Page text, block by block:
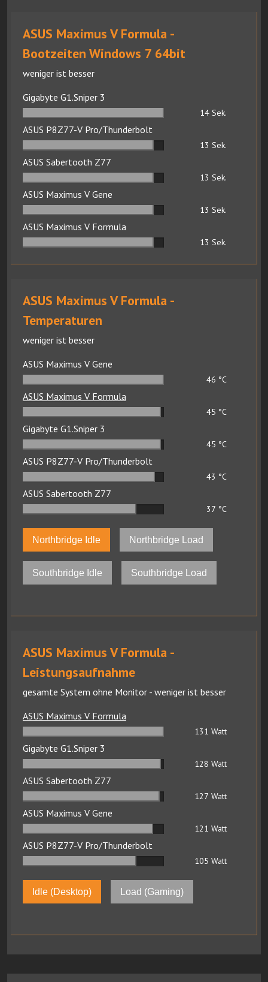
ASUS Maximus V Formula -
Bootzeiten Windows 7 64bit
weniger ist besser
Gigabyte G1.Sniper 3
14 Sek.
ASUS P8Z77-V Pro/Thunderbolt
13 Sek.
ASUS Sabertooth Z77
13 Sek.
ASUS Maximus V Gene
13 Sek.
ASUS Maximus V Formula
13 Sek.
ASUS Maximus V Formula -
Temperaturen
weniger ist besser
ASUS Maximus V Gene
46 °C
ASUS Maximus V Formula
45 °C
Gigabyte G1.Sniper 3
45 °C
ASUS P8Z77-V Pro/Thunderbolt
43 °C
ASUS Sabertooth Z77
37 °C
Northbridge Idle Northbridge Load
Southbridge Idle Southbridge Load
ASUS Maximus V Formula -
Leistungsaufnahme
gesamte System ohne Monitor - weniger ist besser
ASUS Maximus V Formula
131 Watt
Gigabyte G1.Sniper 3
128 Watt
ASUS Sabertooth Z77
127 Watt
ASUS Maximus V Gene
121 Watt
ASUS P8Z77-V Pro/Thunderbolt
105 Watt
Idle (Desktop) Load (Gaming)